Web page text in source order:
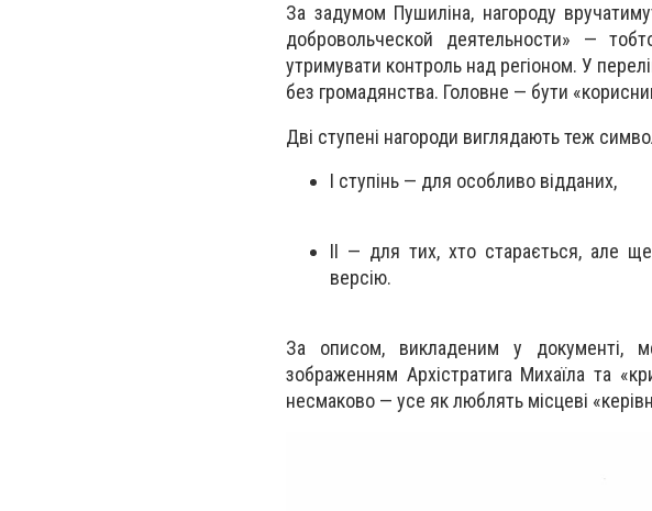
За задумом Пушиліна, нагороду
добровольческой деятельности» —
утримувати контроль над регіоном. У
без громадянства. Головне — бути
Дві ступені нагороди виглядають теж
I ступінь — для особливо відданих,
II — для тих, хто старається, але
версію.
За описом, викладеним у документі,
зображенням Архістратига Михаїла та
несмаково — усе як люблять місцеві